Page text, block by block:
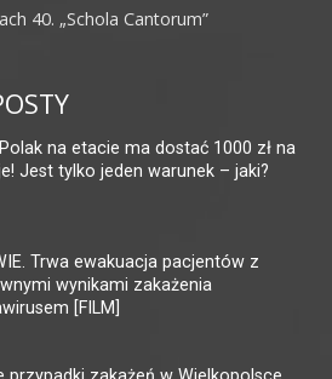
40. „Schola Cantorum”
na etacie ma dostać 1000 zł na
Jest tylko jeden warunek – jaki?
Trwa ewakuacja pacjentów z
wynikami zakażenia
[FILM]